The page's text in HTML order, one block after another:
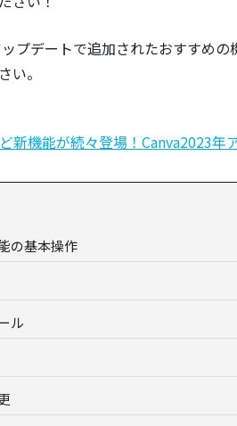
プデートで追加されたおすすめ
い。
新機能が続々登場！Canva2023
の基本操作
ル